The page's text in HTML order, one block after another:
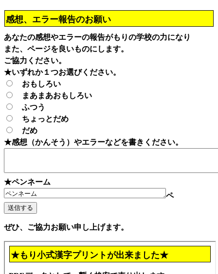
感想、エラー報告のお願い
あなたの感想やエラーの報告がもりの学校の力になり
また、ページを良いものにします。
ご協力ください。
★いずれか１つお選びください。
おもしろい
まあまあおもしろい
ふつう
ちょっとだめ
だめ
★感想（かんそう）やエラーなどを書きください。
★ペンネーム
ペ
ぜひ、ご協力お願い申し上げます。